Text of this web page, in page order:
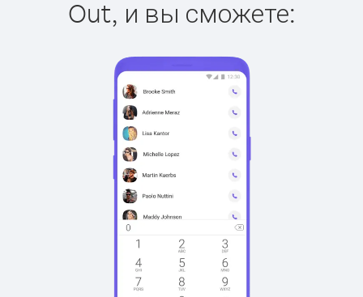
Out, и вы сможете: